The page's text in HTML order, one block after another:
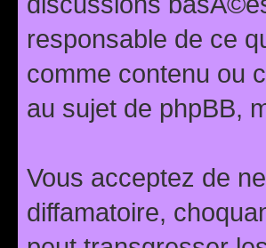
responsable de ce
comme contenu ou
au sujet de phpBB,
Vous acceptez de
diffamatoire,